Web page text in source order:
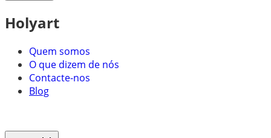
Holyart
Quem somos
O que dizem de nós
Contacte-nos
Blog